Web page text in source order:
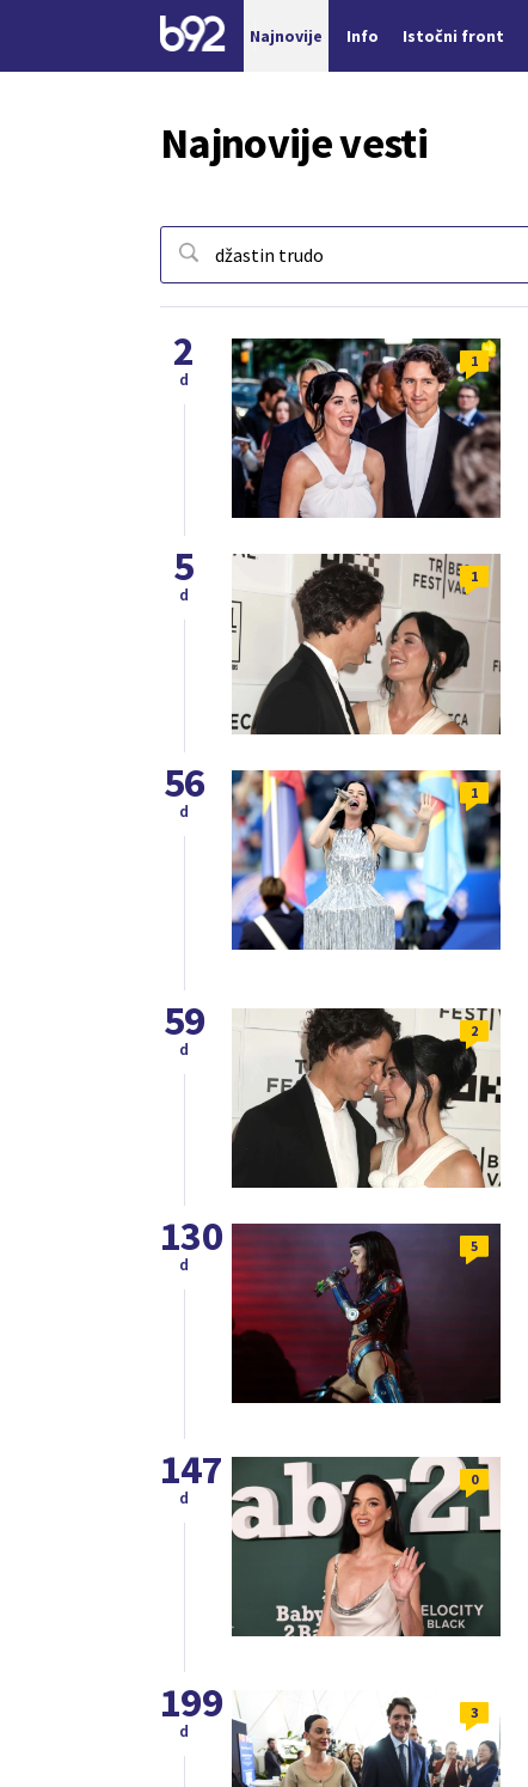
Najnovije Info Istočni front
Najnovije vesti
1
2
d
1
5
d
1
56
d
2
59
d
5
130
d
0
147
d
3
199
d